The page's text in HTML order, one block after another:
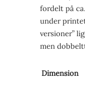
fordelt på
under
versioner”
men
Dimension